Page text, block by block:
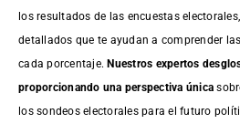
los resultados de las encuestas
detallados que te ayudan a comprender
cada porcentaje.Nuestros expertos
proporcionando una perspectiva única
los sondeos electorales para el futuro